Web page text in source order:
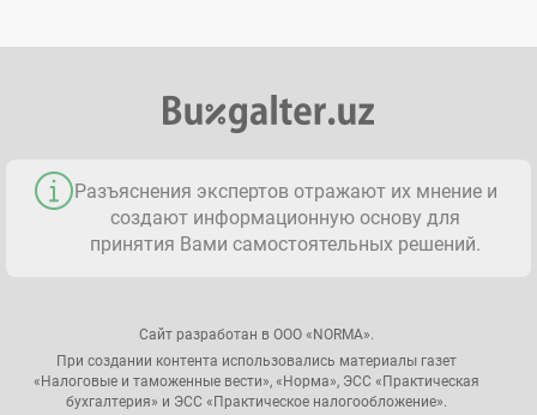
Разъяснения экспертов отражают их мнение и
создают информационную основу для
принятия Вами самостоятельных решений.
Сайт разработан в ООО «NORMA».
При создании контента использовались материалы газет
«Налоговые и таможенные вести», «Норма», ЭСС «Практическая
бухгалтерия» и ЭСС «Практическое налогообложение».